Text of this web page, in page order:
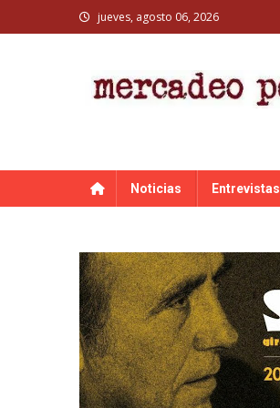
to
jueves, agosto 06, 2026
Noticias Entrevistas